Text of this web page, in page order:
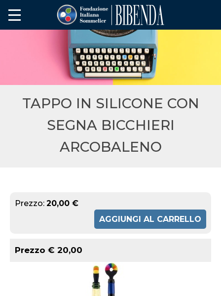
TAPPO IN SILICONE CON
SEGNA BICCHIERI
ARCOBALENO
Prezzo: 20,00 €
AGGIUNGI AL CARRELLO
Prezzo € 20,00